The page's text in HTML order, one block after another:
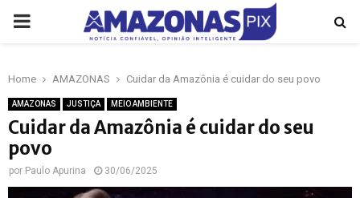
PRIMARY
Home AMAZONAS Cuidar da Amazônia é cuidar do seu povo
AMAZONAS JUSTIÇA MEIO AMBIENTE
Cuidar da Amazônia é cuidar do seu
povo
por Paulo Apurina 30/06/2025